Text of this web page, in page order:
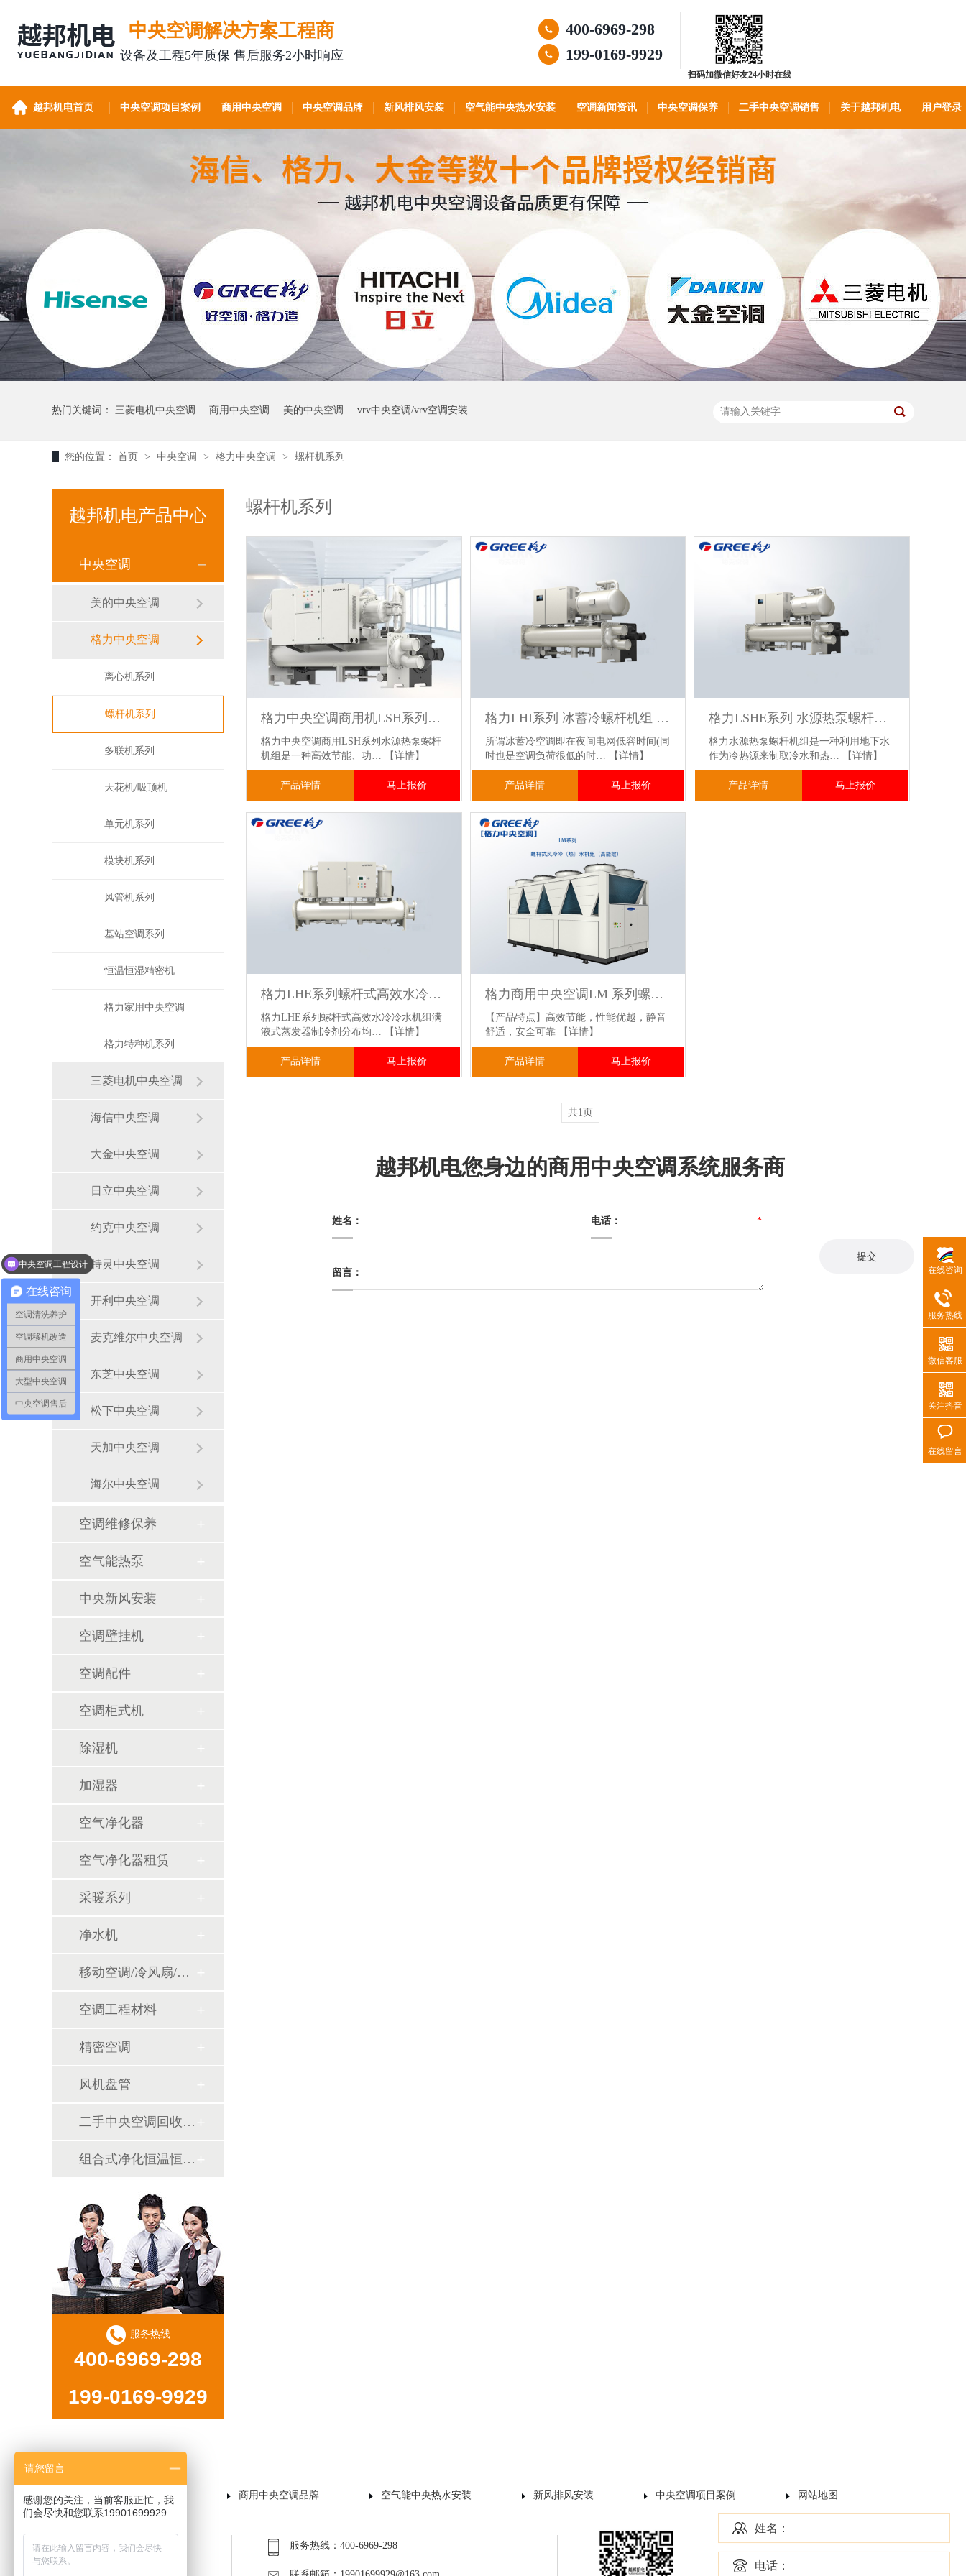
中央空调解决方案工程商
设备及工程5年质保 售后服务2小时响应
400-6969-298
199-0169-9929
扫码加微信好友24小时在线
越邦机电首页 中央空调项目案例 商用中央空调 中央空调品牌 新风排风安装 空气能中央热水安装 空调新闻资讯 中央空调保养 二手中央空调销售 关于越邦机电 用户登录
热门关键词： 三菱电机中央空调 商用中央空调 美的中央空调 vrv中央空调/vrv空调安装
您的位置： 首页 > 中央空调 > 格力中央空调 > 螺杆机系列
越邦机电产品中心
中央空调
美的中央空调
格力中央空调
离心机系列
螺杆机系列
多联机系列
天花机/吸顶机
单元机系列
模块机系列
风管机系列
基站空调系列
恒温恒湿精密机
格力家用中央空调
格力特种机系列
三菱电机中央空调
海信中央空调
大金中央空调
日立中央空调
约克中央空调
特灵中央空调
开利中央空调
麦克维尔中央空调
东芝中央空调
松下中央空调
天加中央空调
海尔中央空调
空调维修保养
空气能热泵
中央新风安装
空调壁挂机
空调配件
空调柜式机
除湿机
加湿器
空气净化器
空气净化器租赁
采暖系列
净水机
移动空调/冷风扇/风幕机
空调工程材料
精密空调
风机盘管
二手中央空调回收销售
组合式净化恒温恒湿机
服务热线
400-6969-298
199-0169-9929
螺杆机系列
格力中央空调商用机LSH系列水源热泵螺杆机组
格力中央空调商用LSH系列水源热泵螺杆
机组是一种高效节能、功…
【详情】
产品详情 马上报价
格力LHI系列 冰蓄冷螺杆机组 适用于大型商场.酒店.医院.数据中心稳定供冷
所谓冰蓄冷空调即在夜间电网低容时间(同
时也是空调负荷很低的时…
【详情】
产品详情 马上报价
格力LSHE系列 水源热泵螺杆机组 水源热回收技术 一机实现制冷供热 节能率超40%
格力水源热泵螺杆机组是一种利用地下水
作为冷热源来制取冷水和热…
【详情】
产品详情 马上报价
格力LHE系列螺杆式高效水冷冷水机组 一级能效 智能控温 稳定可靠 大型商业/工业制冷优选
格力LHE系列螺杆式高效水冷冷水机组满
液式蒸发器制冷剂分布均…
【详情】
产品详情 马上报价
格力商用中央空调LM 系列螺杆式风冷冷（热）水机组( 高能效)
【产品特点】高效节能，性能优越，静音
舒适，安全可靠
【详情】
产品详情 马上报价
共1页
越邦机电您身边的商用中央空调系统服务商
姓名： 电话： *
留言：
首页 商用中央空调品牌 空气能中央热水安装 新风排风安装 中央空调项目案例 网站地图
服务热线：400-6969-298
姓名：
电话：
在线咨询
服务热线
微信客服
关注抖音
在线留言
在线咨询
空调清洗养护
空调移机改造
商用中央空调
大型中央空调
中央空调售后
中央空调工程设计
请您留言
感谢您的关注，当前客服正忙，我
们会尽快和您联系19901699929